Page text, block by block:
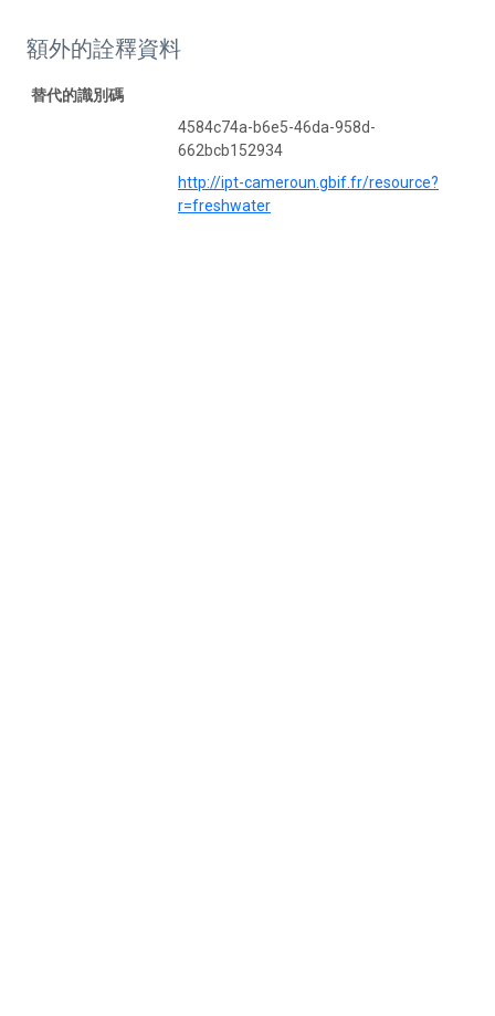
額外的詮釋資料
替代的識別碼
4584c74a-b6e5-46da-958d-
662bcb152934
http://ipt-cameroun.gbif.fr/resource?
r=freshwater